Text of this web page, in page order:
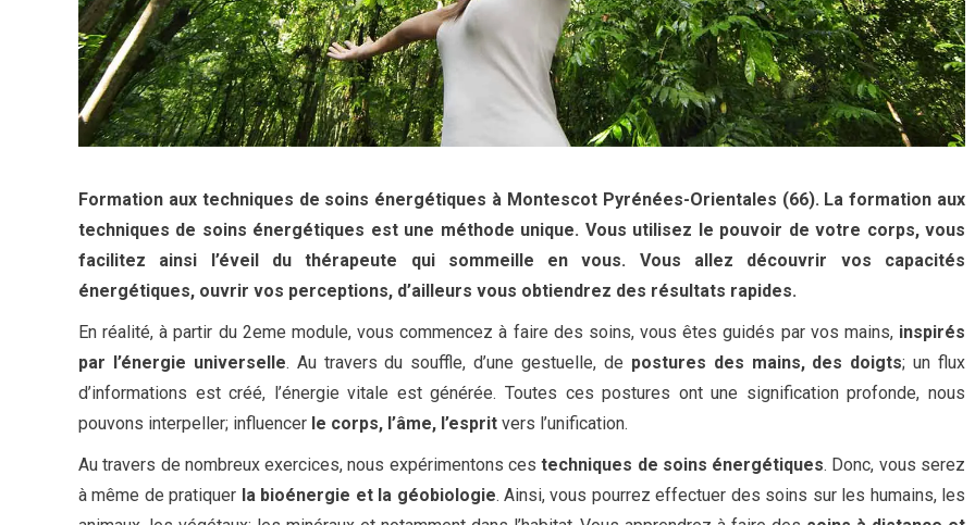
Formation aux techniques de soins énergétiques à Montescot Pyrénées-Orientales (66). La formation aux
techniques de soins énergétiques est une méthode unique. Vous utilisez le pouvoir de votre corps, vous
facilitez ainsi l’éveil du thérapeute qui sommeille en vous. Vous allez découvrir vos capacités
énergétiques, ouvrir vos perceptions, d’ailleurs vous obtiendrez des résultats rapides.
En réalité, à partir du 2eme module, vous commencez à faire des soins, vous êtes guidés par vos mains, inspirés
par l’énergie universelle. Au travers du souffle, d’une gestuelle, de postures des mains, des doigts; un flux
d’informations est créé, l’énergie vitale est générée. Toutes ces postures ont une signification profonde, nous
pouvons interpeller; influencer le corps, l’âme, l’esprit vers l’unification.
Au travers de nombreux exercices, nous expérimentons cestechniques de soins énergétiques. Donc, vous serez
à même de pratiquer la bioénergie et la géobiologie. Ainsi, vous pourrez effectuer des soins sur les humains, les